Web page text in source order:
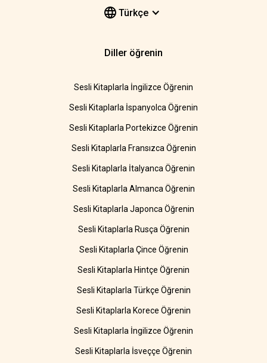
Türkçe
Diller öğrenin
Sesli Kitaplarla İngilizce Öğrenin
Sesli Kitaplarla İspanyolca Öğrenin
Sesli Kitaplarla Portekizce Öğrenin
Sesli Kitaplarla Fransızca Öğrenin
Sesli Kitaplarla İtalyanca Öğrenin
Sesli Kitaplarla Almanca Öğrenin
Sesli Kitaplarla Japonca Öğrenin
Sesli Kitaplarla Rusça Öğrenin
Sesli Kitaplarla Çince Öğrenin
Sesli Kitaplarla Hintçe Öğrenin
Sesli Kitaplarla Türkçe Öğrenin
Sesli Kitaplarla Korece Öğrenin
Sesli Kitaplarla İngilizce Öğrenin
Sesli Kitaplarla İsveççe Öğrenin